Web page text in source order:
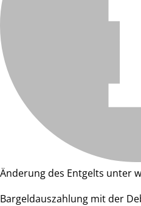
Änderung des Entgelts unter
Bargeldauszahlung mit der